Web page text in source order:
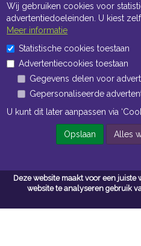
Deze website maakt voor een
website te analyseren gebruik
Openingstijden
ma t/m vr 8:30 uur tot 17:00 uur
Openingstijden
ma t/m vr 7:00 uur tot 16:30 uur
Navigatie
Algemene voorwaarden
Privacy
Wij gebruiken cookies voor
advertentiedoeleinden. U kiest
Meer informatie
Statistische cookies toestaan
Advertentiecookies toestaan
Gegevens delen voor
Gepersonaliseerde
U kunt dit later aanpassen via
Opslaan Alles